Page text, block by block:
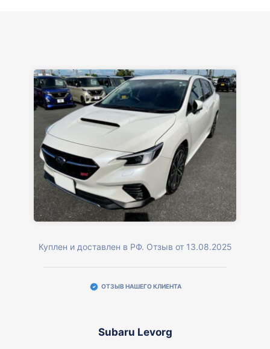
Куплен и доставлен в РФ. Отзыв от 13.08.2025
ОТЗЫВ НАШЕГО КЛИЕНТА
Subaru Levorg